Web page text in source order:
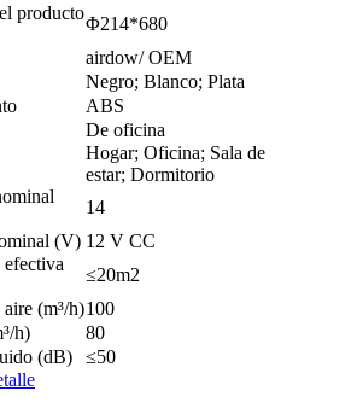
producto
Φ214*680
airdow/ OEM
Negro; Blanco; Plata
ABS
De oficina
Hogar; Oficina; Sala de
estar; Dormitorio
14
(V) 12 V CC
≤20m2
(m³/h)100
h)
80
(dB)
≤50